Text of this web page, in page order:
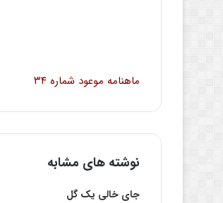
ماهنامه موعود شماره‌ ۳۴
نوشته های مشابه
جای‌ خالی‌ یک‌ گل‌